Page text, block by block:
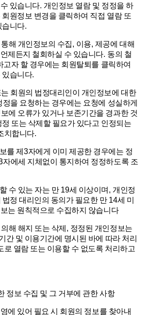
있습니다. 개인정보 열람 및 정정을 하
회원정보 변경을 클릭하여 직접 열람 또
습니다.
해 개인정보의 수집, 이용, 제공에 대해
제든지 철회하실 수 있습니다. 동의 철
고자 할 경우에는 회원탈퇴를 클릭하여
있습니다.
회원의 법정대리인이 개인정보에 대한
정을 요청하는 경우에는 요청에 성실하게
에 오류가 있거나 보존기간을 경과한 것
또는 삭제할 필요가 있다고 인정되는
치합니다.
를 제 3자에게 이미 제공한 경우에는 정
자에세 지체없이 통지하여 정정하도록 조
수 있는 자는 만 19세 이상이며 ,개인정
법정 대리인의 동의가 필요한 만 14세 미
는 원칙적으로 수집하지 않습니다
해 해지 또는 삭제 , 정정된 개인정보는
간 및 이용기간에 명시된 바에 따라 처리
로 열람 또는 이용할 수 없도록 처리하고
정보 수집 및 그 거부에 관한 사항
에 있어 필요 시 회원의 정보를 찾아내